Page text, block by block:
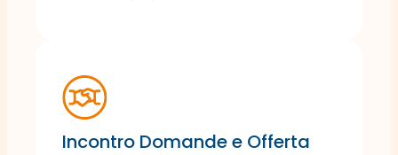
Incontro Domande e Offerta